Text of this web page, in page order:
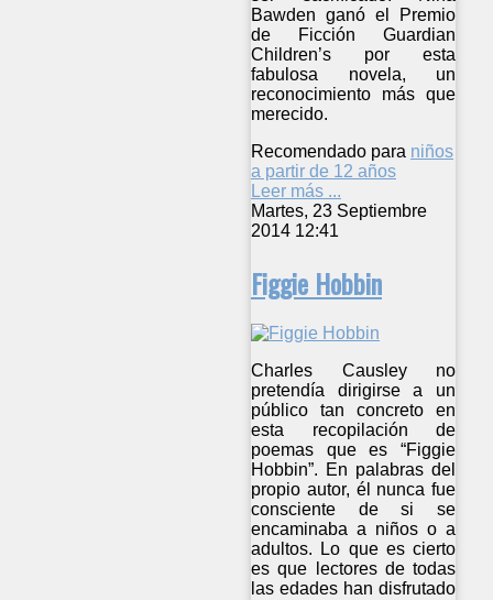
Bawden ganó el Premio
de Ficción Guardian
Children’s por esta
fabulosa novela, un
reconocimiento más que
merecido.
Recomendado para niños
a partir de 12 años
Leer más ...
Martes, 23 Septiembre
2014 12:41
Figgie Hobbin
Charles Causley no
pretendía dirigirse a un
público tan concreto en
esta recopilación de
poemas que es “Figgie
Hobbin”. En palabras del
propio autor, él nunca fue
consciente de si se
encaminaba a niños o a
adultos. Lo que es cierto
es que lectores de todas
las edades han disfrutado